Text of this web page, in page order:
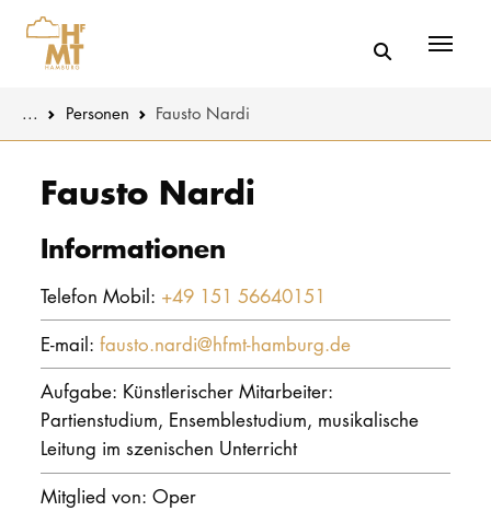
... Personen Fausto Nardi
Fausto Nardi
Informationen
Telefon Mobil: +49 151 56640151
E-mail: fausto.nardi@hfmt-hamburg.de
Aufgabe: Künstlerischer Mitarbeiter:
Partienstudium, Ensemblestudium, musikalische
Leitung im szenischen Unterricht
Mitglied von: Oper
STUDIUM